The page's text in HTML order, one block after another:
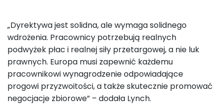
„Dyrektywa jest solidna, ale wymaga solidnego
wdrożenia. Pracownicy potrzebują realnych
podwyżek płac i realnej siły przetargowej, a nie luk
prawnych. Europa musi zapewnić każdemu
pracownikowi wynagrodzenie odpowiadające
progowi przyzwoitości, a także skutecznie promować
negocjacje zbiorowe” – dodała Lynch.